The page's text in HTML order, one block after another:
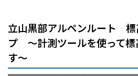
立山黒部アルペンルート 標
プ ～計測ツールを使って標
す～